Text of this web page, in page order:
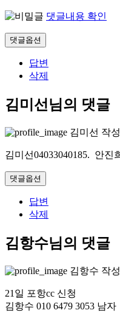
댓글내용 확인
댓글옵션
답변
삭제
김미선님의 댓글
김미선 작
김미선04033040185. 안진
댓글옵션
답변
삭제
김항수님의 댓글
김항수 작
21일 포항cc 신청
김항수 010 6479 3053 남자